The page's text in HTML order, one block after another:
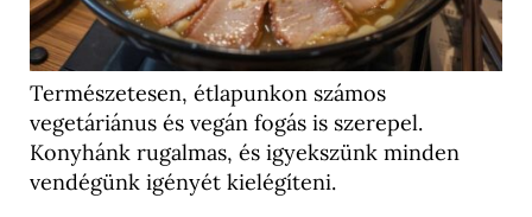
Természetesen, étlapunkon számos
vegetáriánus és vegán fogás is szerepel.
Konyhánk rugalmas, és igyekszünk minden
vendégünk igényét kielégíteni.